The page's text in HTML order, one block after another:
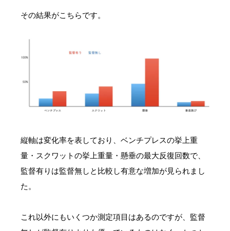
その結果がこちらです。
縦軸は変化率を表しており、ベンチプレスの挙上重
量・スクワットの挙上重量・懸垂の最大反復回数で、
監督有りは監督無しと比較し有意な増加が見られまし
た。
これ以外にもいくつか測定項目はあるのですが、監督